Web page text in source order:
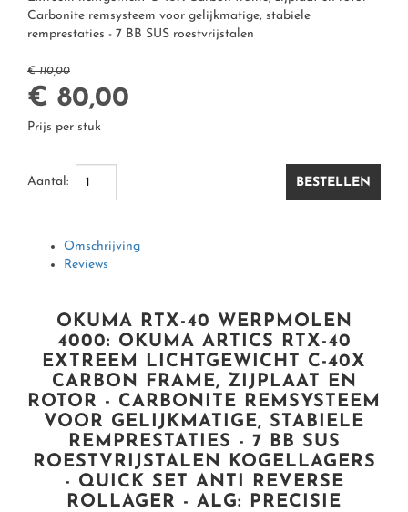
MOLENS
MOLENS
HENGELS KLEIN MATERIAAL O.A. HAKEN & KUNSTAASOVERIGE KLEDING & ACCESSOIRES
REGENKLEDING
ZONNEBRILLEN/ SUNGLASSES
Carbonite remsysteem voor gelijkmatige, stabiele
remprestaties - 7 BB SUS roestvrijstalen
€ 110,00
€ 80,00
Prijs per stuk
Aantal: BESTELLEN
Omschrijving
Reviews
OKUMA RTX-40 WERPMOLEN
4000: OKUMA ARTICS RTX-40
EXTREEM LICHTGEWICHT C-40X
CARBON FRAME, ZIJPLAAT EN
ROTOR - CARBONITE REMSYSTEEM
VOOR GELIJKMATIGE, STABIELE
REMPRESTATIES - 7 BB SUS
ROESTVRIJSTALEN KOGELLAGERS
- QUICK SET ANTI REVERSE
ROLLAGER - ALG: PRECISIE